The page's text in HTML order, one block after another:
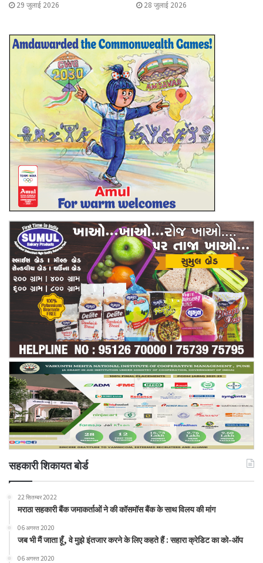
29 जुलाई 2026 28 जुलाई 2026
सहकारी शिकायत बोर्ड
22 सितम्बर 2022
मराठा सहकारी बैंक जमाकर्ताओं ने की कॉसमॉस बैंक के साथ विलय की मांग
06 अगस्त 2020
जब भी मैं जाता हूँ, वे मुझे इंतजार करने के लिए कहते हैं : सहारा क्रेडिट का को-ऑप
06 अगस्त 2020